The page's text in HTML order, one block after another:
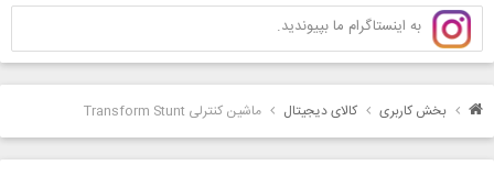
به اینستاگرام ما بپیوندید.
بخش کاربری کالای دیجیتال ماشین کنترلی Transform Stunt